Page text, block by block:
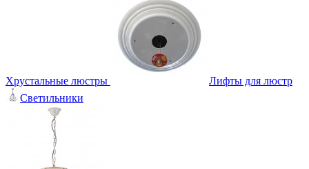
Хрустальные люстры
Лифты для люстр
Светильники